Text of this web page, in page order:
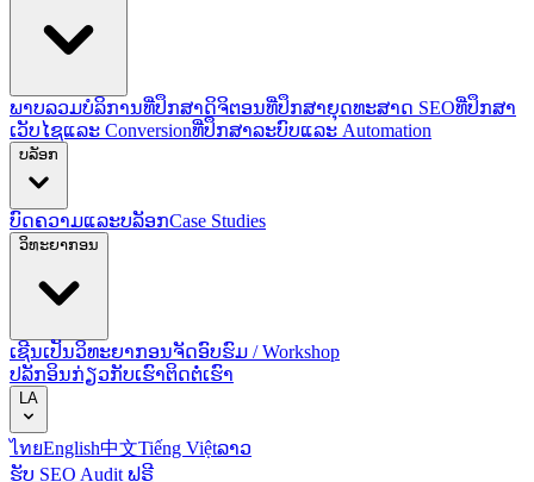
ພາບລວມບໍລິການທີ່ປຶກສາດິຈິຕອນທີ່ປຶກສາຍຸດທະສາດ SEOທີ່ປຶກສາ
ເວັບໄຊແລະ Conversionທີ່ປຶກສາລະບົບແລະ Automation
ບລັອກ
ບົດຄວາມແລະບລັອກCase Studies
ວິທະຍາກອນ
ເຊີນເປັນວິທະຍາກອນຈັດອົບຮົມ / Workshop
ປລັກອິນກ່ຽວກັບເຮົາຕິດຕໍ່ເຮົາ
LA
ไทยEnglish中文Tiếng Việtລາວ
ຮັບ SEO Audit ຟຣີ